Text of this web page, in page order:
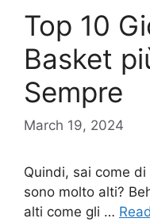
Top 10
Basket
Sempre
March 19, 2024
Quindi, sai come
sono molto alti?
alti come gli …